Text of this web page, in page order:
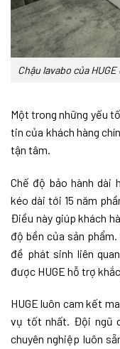
Chậu lavabo của
Một trong những yếu
tin của khách hàng
tận tâm.
Chế độ bảo hành dài
kéo dài tới 15 năm
Điều này giúp khách
độ bền của sản
đề phát sinh liên
được HUGE hỗ trợ
HUGE luôn cam kết
vụ tốt nhất. Đội ngũ
chuyên nghiệp luôn